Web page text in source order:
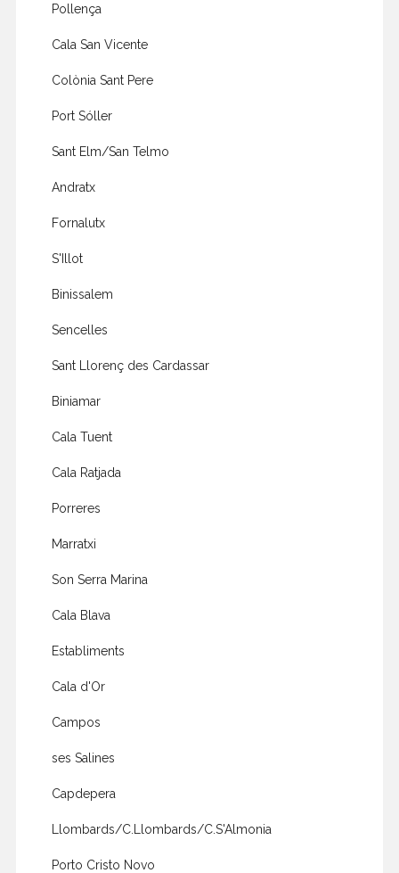
Pollença
Cala San Vicente
Colònia Sant Pere
Port Sóller
Sant Elm/San Telmo
Andratx
Fornalutx
S'Illot
Binissalem
Sencelles
Sant Llorenç des Cardassar
Biniamar
Cala Tuent
Cala Ratjada
Porreres
Marratxi
Son Serra Marina
Cala Blava
Establiments
Cala d'Or
Campos
ses Salines
Capdepera
Llombards/C.Llombards/C.S'Almonia
Porto Cristo Novo